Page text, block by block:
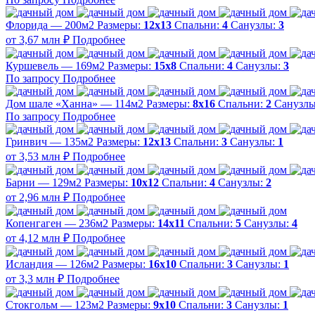
Флорида — 200м2 Размеры: 12х13 Спальни: 4 Санузлы: 3
от 3,67 млн ₽ Подробнее
Куршевель — 169м2 Размеры: 15х8 Спальни: 4 Санузлы: 3
По запросу Подробнее
Дом шале «Ханна» — 114м2 Размеры: 8х16 Спальни: 2
По запросу Подробнее
Гринвич — 135м2 Размеры: 12х13 Спальни: 3 Санузлы: 1
от 3,53 млн ₽ Подробнее
Барни — 129м2 Размеры: 10х12 Спальни: 4 Санузлы: 2
от 2,96 млн ₽ Подробнее
Копенгаген — 236м2 Размеры: 14х11 Спальни: 5 Санузлы: 4
от 4,12 млн ₽ Подробнее
Исландия — 126м2 Размеры: 16х10 Спальни: 3 Санузлы: 1
от 3,3 млн ₽ Подробнее
Стокгольм — 123м2 Размеры: 9х10 Спальни: 3 Санузлы: 1